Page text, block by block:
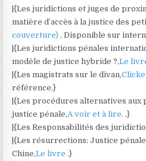
|{Les juridictions et juges de
matière d’accès à la justice des
couverture) . Disponible sur
|{Les juridictions pénales
modèle de justice hybride ?,Le
|{Les magistrats sur le divan,
référence.}
|{Les procédures alternatives aux
justice pénale,A voir et à lire. .}
|{Les Responsabilités des
|{Les résurrections: Justice
Chine,Le livre .}